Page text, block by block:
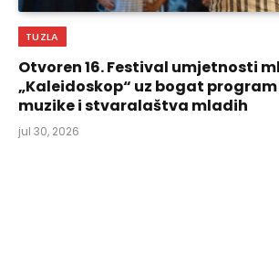
TUZLA
Otvoren 16. Festival umjetnosti
„Kaleidoskop“ uz bogat
muzike i stvaralaštva mladih
jul 30, 2026